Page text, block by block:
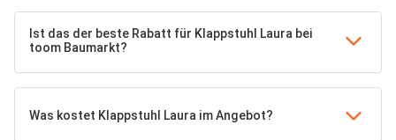
Ist das der beste Rabatt für Klappstuhl Laura bei
toom Baumarkt?
Was kostet Klappstuhl Laura im Angebot?